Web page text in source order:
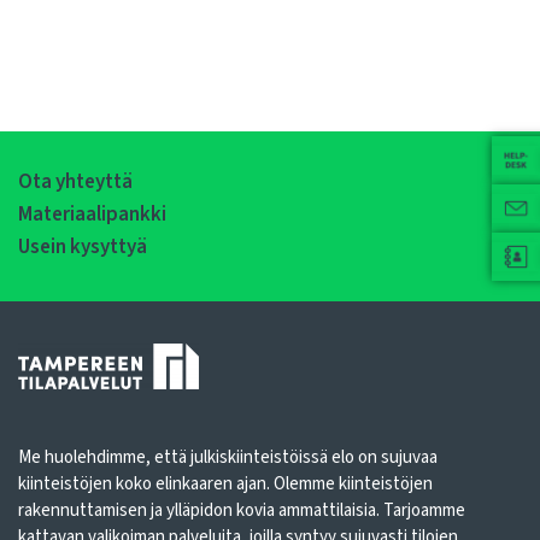
Ota yhteyttä
Materiaalipankki
Usein kysyttyä
Me huolehdimme, että julkiskiinteistöissä elo on sujuvaa
kiinteistöjen koko elinkaaren ajan. Olemme kiinteistöjen
rakennuttamisen ja ylläpidon kovia ammattilaisia. Tarjoamme